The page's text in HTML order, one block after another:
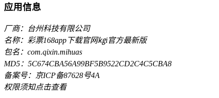
应用信息
厂商：台州科技有限公司
名称：彩票168app下载官网㎏i官方最新版
包名：com.qixin.mihuas
MD5：5C674CBA56A99BF5B9522CD2C4C5CBA8
备案号：京ICP备87628号4A
权限须知点击查看